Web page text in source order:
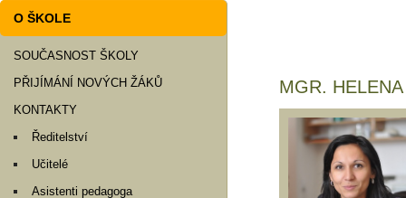
O ŠKOLE
SOUČASNOST ŠKOLY
PŘIJÍMÁNÍ NOVÝCH ŽÁKŮ
KONTAKTY
Ředitelství
Učitelé
Asistenti pedagoga
MGR.